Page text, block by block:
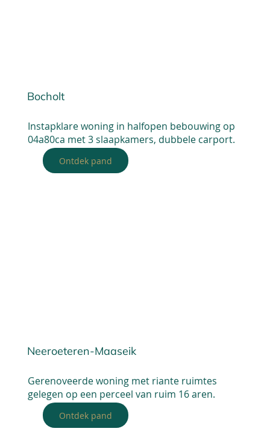
Bocholt
Instapklare woning in halfopen bebouwing op
04a80ca met 3 slaapkamers, dubbele carport.
Ontdek pand
Neeroeteren-Maaseik
Gerenoveerde woning met riante ruimtes
gelegen op een perceel van ruim 16 aren.
Ontdek pand